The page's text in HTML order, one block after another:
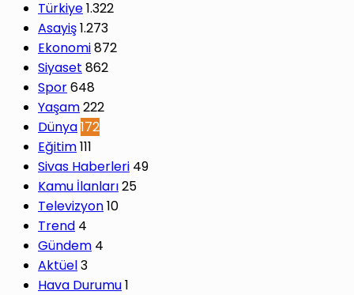
Türkiye1.322
Asayiş1.273
Ekonomi872
Siyaset 862
Spor648
Yaşam222
Dünya172
Eğitim111
Sivas Haberleri 49
Kamu İlanları25
Televizyon10
Trend 4
Gündem 4
Aktüel3
Hava Durumu1